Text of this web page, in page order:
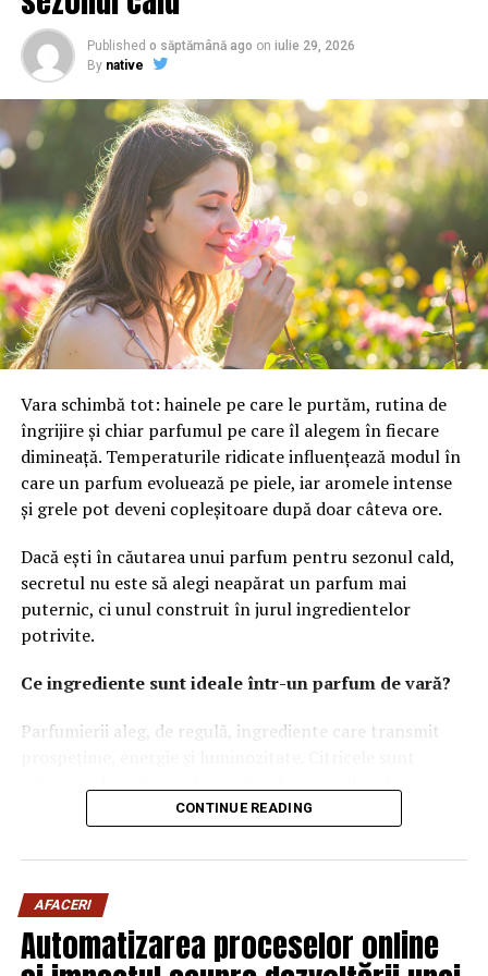
UP NEXT
Se lansează IubimTimisoara.ro – platformă online
dedicată promovării orașului, afacerilor și comunității
locale din Timișoara
DON'T MISS
Circo Bellucci a sosit la Shopping City Timișoara cu
spectacolul „Viaggio nel Tempo”
Published o săptămână ago on iulie 29, 2026
By native
Vara schimbă tot: hainele pe care le purtăm, rutina de
îngrijire și chiar parfumul pe care îl alegem în fiecare
dimineață. Temperaturile ridicate influențează modul în
care un parfum evoluează pe piele, iar aromele intense
și grele pot deveni copleșitoare după doar câteva ore.
Dacă ești în căutarea unui parfum pentru sezonul cald,
secretul nu este să alegi neapărat un parfum mai
puternic, ci unul construit în jurul ingredientelor
potrivite.
Ce ingrediente sunt ideale într-un parfum de vară?
Parfumierii aleg, de regulă, ingrediente care transmit
oferă o senzație imediată de prospețime și se dezvoltă
frumos în contact cu pielea încălzită de soare.
adesea completate de note verzi, acorduri curate sau
ingrediente lemnoase moderne, care adaugă profunzime
fără a încărca parfumul.
CONTINUE READING
AFACERI
Automatizarea proceselor online